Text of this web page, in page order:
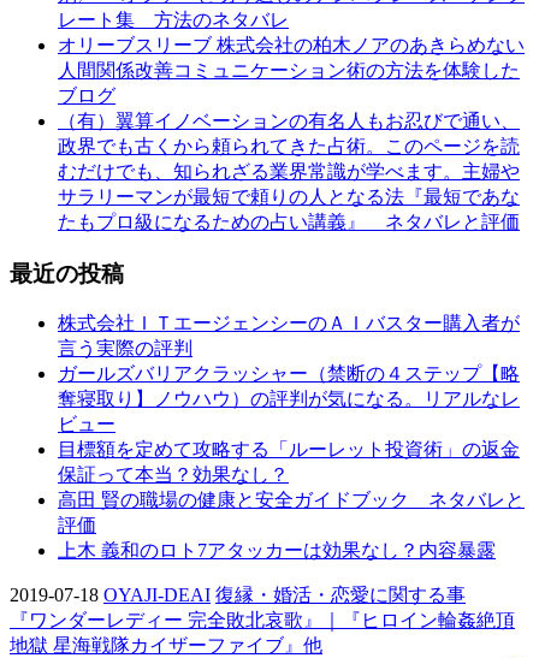
レート集 方法のネタバレ
オリーブスリーブ 株式会社の柏木ノアのあきらめない
人間関係改善コミュニケーション術の方法を体験した
ブログ
（有）翼算イノベーションの有名人もお忍びで通い、
政界でも古くから頼られてきた占術。このページを読
むだけでも、知られざる業界常識が学べます。主婦や
サラリーマンが最短で頼りの人となる法『最短であな
たもプロ級になるための占い講義』 ネタバレと評価
最近の投稿
株式会社ＩＴエージェンシーのＡＩバスター購入者が
言う実際の評判
ガールズバリアクラッシャー（禁断の４ステップ【略
奪寝取り】ノウハウ）の評判が気になる。リアルなレ
ビュー
目標額を定めて攻略する「ルーレット投資術」の返金
保証って本当？効果なし？
高田 賢の職場の健康と安全ガイドブック ネタバレと
評価
上木 義和のロト7アタッカーは効果なし？内容暴露
2019-07-18 OYAJI-DEAI 復縁・婚活・恋愛に関する事
『ワンダーレディー 完全敗北哀歌』｜『ヒロイン輪姦絶頂
地獄 星海戦隊カイザーファイブ』他